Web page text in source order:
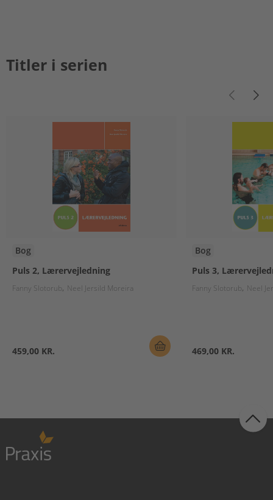
Titler i serien
Bog
Puls 2, Lærervejledning
Fanny Slotorub Neel Jersild Moreira
459,00 KR.
Bog
Puls 3,
Fanny Slotorub Neel
469,00 KR.